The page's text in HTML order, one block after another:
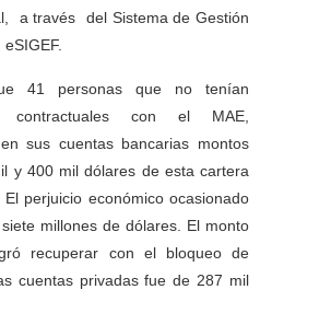
a través del Sistema de Gestión
41 personas que no tenían
contractuales con el MAE,
sus cuentas bancarias montos
y 400 mil dólares de esta cartera
perjuicio económico ocasionado
millones de dólares. El monto
recuperar con el bloqueo de
cuentas privadas fue de 287 mil